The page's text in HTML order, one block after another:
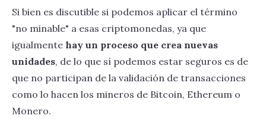
Si bien es discutible si podemos aplicar el término
"no minable" a esas criptomonedas, ya que
igualmente hay un proceso que crea nuevas
unidades, de lo que sí podemos estar seguros es de
que no participan de la validación de transacciones
como lo hacen los mineros de Bitcoin, Ethereum o
Monero.